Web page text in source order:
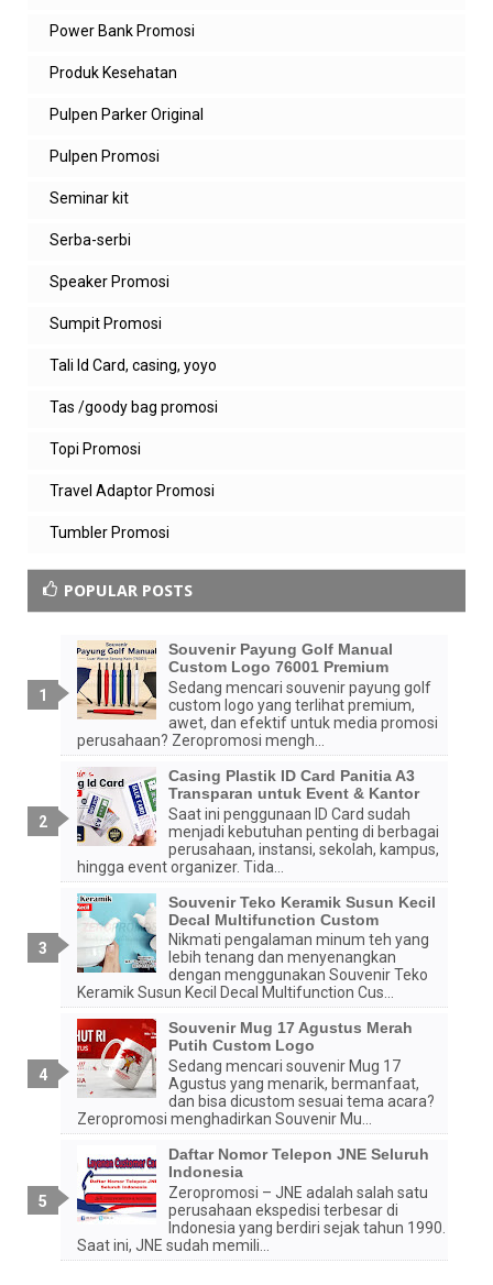
Power Bank Promosi
Produk Kesehatan
Pulpen Parker Original
Pulpen Promosi
Seminar kit
Serba-serbi
Speaker Promosi
Sumpit Promosi
Tali Id Card, casing, yoyo
Tas /goody bag promosi
Topi Promosi
Travel Adaptor Promosi
Tumbler Promosi
POPULAR POSTS
Souvenir Payung Golf Manual
Custom Logo 76001 Premium
Sedang mencari souvenir payung golf
custom logo yang terlihat premium,
awet, dan efektif untuk media promosi
perusahaan? Zeropromosi mengh...
Casing Plastik ID Card Panitia A3
Transparan untuk Event & Kantor
Saat ini penggunaan ID Card sudah
menjadi kebutuhan penting di berbagai
perusahaan, instansi, sekolah, kampus,
hingga event organizer. Tida...
Souvenir Teko Keramik Susun Kecil
Decal Multifunction Custom
Nikmati pengalaman minum teh yang
lebih tenang dan menyenangkan
dengan menggunakan Souvenir Teko
Keramik Susun Kecil Decal Multifunction Cus...
Souvenir Mug 17 Agustus Merah
Putih Custom Logo
Sedang mencari souvenir Mug 17
Agustus yang menarik, bermanfaat,
dan bisa dicustom sesuai tema acara?
Zeropromosi menghadirkan Souvenir Mu...
Daftar Nomor Telepon JNE Seluruh
Indonesia
Zeropromosi – JNE adalah salah satu
perusahaan ekspedisi terbesar di
Indonesia yang berdiri sejak tahun 1990.
Saat ini, JNE sudah memili...